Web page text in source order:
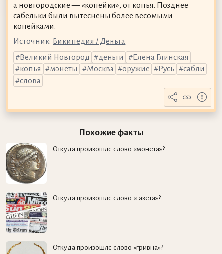
а новгородские — «копейки», от копья. Позднее
сабельки были вытеснены более весомыми
копейками.
Источник: Википедия / Деньга
Великий Новгород
деньги
Елена Глинская
копья
монеты Москва оружие Русь
сабли
слова
Похожие факты
Откуда произошло слово «монета»?
Откуда произошло слово «газета»?
Откуда произошло слово «гривна»?